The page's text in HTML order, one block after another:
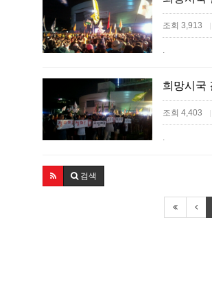
조회 3,913 |
.
희망시국
조회 4,403 |
.
검색